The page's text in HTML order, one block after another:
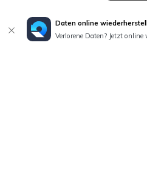
Daten online
Verlorene Daten? Jetzt online